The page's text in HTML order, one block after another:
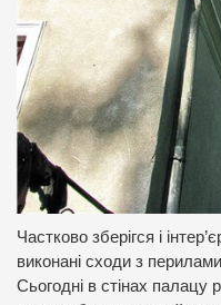
Частково зберігся і
виконані сходи з
Сьогодні в стінах палацу